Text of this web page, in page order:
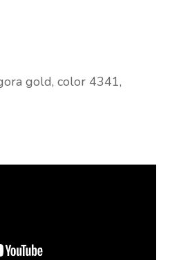
gold, color 4341,